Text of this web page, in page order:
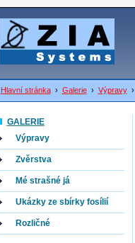
Hlavní stránka› Galerie› Výpravy›
GALERIE
Výpravy
Zvěrstva
Mé strašné já
Ukázky ze sbírky fosílií
Rozličné